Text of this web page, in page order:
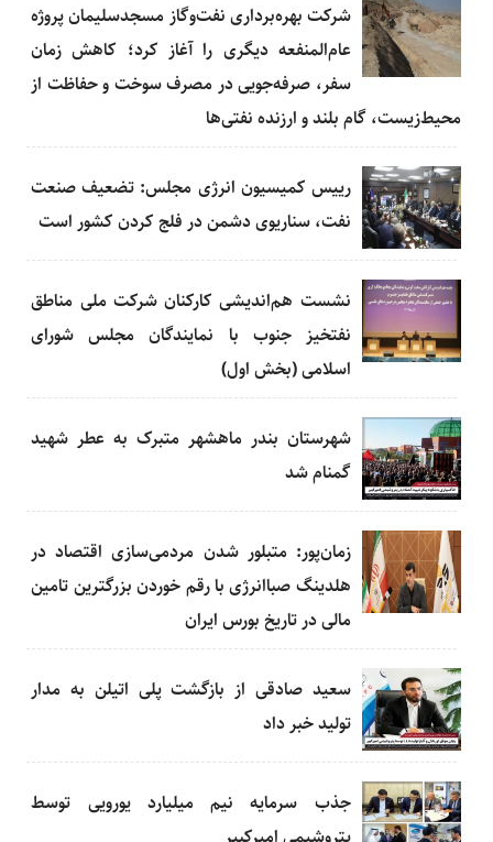
شرکت بهره‌برداری نفت‌و‌گاز مسجدسلیمان پروژه
عام‌المنفعه دیگری را آغاز کرد؛ كاهش زمان
سفر، صرفه‌جویی در مصرف سوخت و حفاظت از
محیط‌زیست، گام بلند و ارزنده نفتی‌ها
رییس کمیسیون انرژی مجلس: تضعیف صنعت
نفت، سناریوی دشمن در فلج كردن كشور است
نشست هم‌اندیشی كاركنان شركت ملی مناطق
نفتخیز جنوب با نمایندگان مجلس شورای
اسلامی (بخش اول)
شهرستان بندر ماهشهر متبرک به عطر شهید
گمنام شد
زمان‌پور: متبلور شدن مردمی‌سازی اقتصاد در
هلدینگ صباانرژی با رقم خوردن بزرگترین تامین
مالی در تاریخ بورس ایران
سعید صادقی از بازگشت پلی اتیلن به مدار
تولید خبر داد
جذب سرمایه نیم میلیارد یورویی توسط